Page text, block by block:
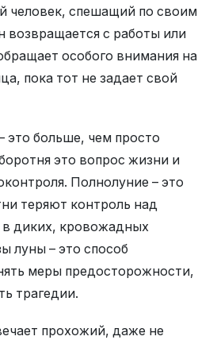
человек, спешащий по своим
с работы или
особого внимания на
пока тот не задает свой
это больше, чем просто
это вопрос жизни и
Полнолуние – это
теряют контроль над
диких, кровожадных
луны – это способ
меры предосторожности,
трагедии.
прохожий, даже не